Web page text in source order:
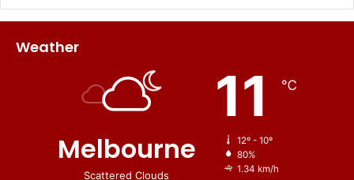
Weather
Melbourne
Scattered Clouds
11 ℃
12º - 10º
80%
1.34 km/h